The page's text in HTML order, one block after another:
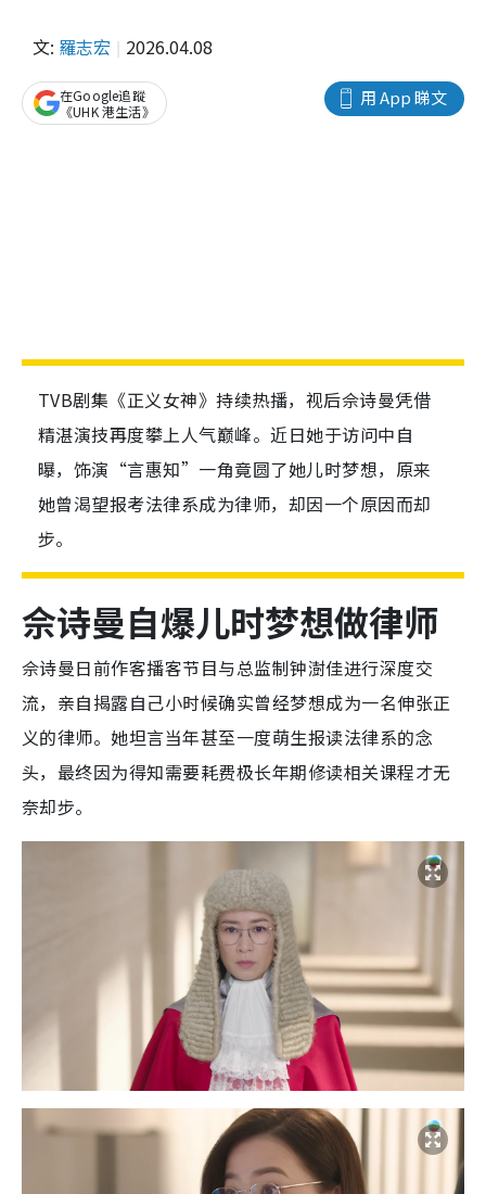
文: 羅志宏 2026.04.08
用 App 睇文
在Google追蹤
《UHK 港生活》
TVB剧集《正义女神》持续热播，视后佘诗曼凭借
精湛演技再度攀上人气巅峰。近日她于访问中自
曝，饰演“言惠知”一角竟圆了她儿时梦想，原来
她曾渴望报考法律系成为律师，却因一个原因而却
步。
佘诗曼自爆儿时梦想做律师
佘诗曼日前作客播客节目与总监制钟澍佳进行深度交
流，亲自揭露自己小时候确实曾经梦想成为一名伸张正
义的律师。她坦言当年甚至一度萌生报读法律系的念
头，最终因为得知需要耗费极长年期修读相关课程才无
奈却步。